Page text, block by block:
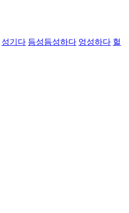
성기다 듬성듬성하다 엉성하다 헐